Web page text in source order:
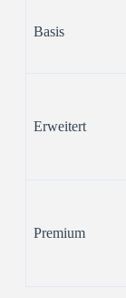
Basis
Erweitert
Premium